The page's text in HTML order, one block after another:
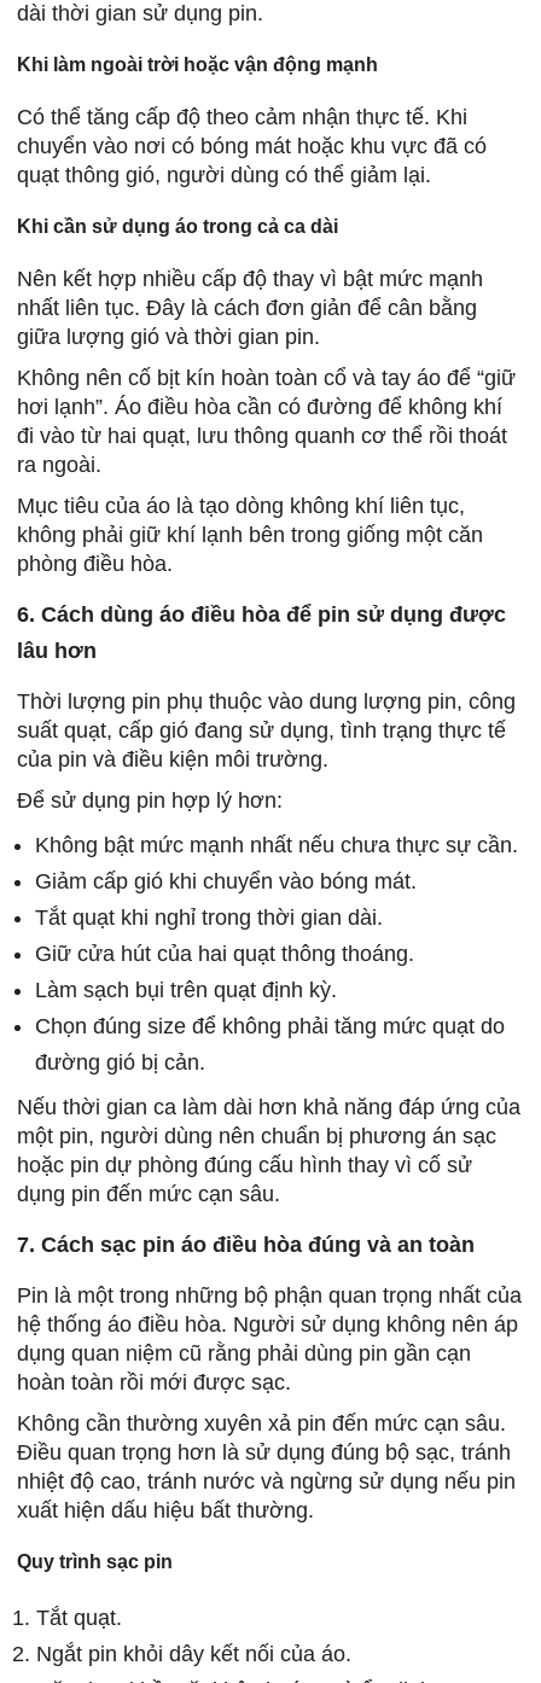
dài thời gian sử dụng pin.
Khi làm ngoài trời hoặc vận động mạnh
Có thể tăng cấp độ theo cảm nhận thực tế. Khi
chuyển vào nơi có bóng mát hoặc khu vực đã có
quạt thông gió, người dùng có thể giảm lại.
Khi cần sử dụng áo trong cả ca dài
Nên kết hợp nhiều cấp độ thay vì bật mức mạnh
nhất liên tục. Đây là cách đơn giản để cân bằng
giữa lượng gió và thời gian pin.
Không nên cố bịt kín hoàn toàn cổ và tay áo để “giữ
hơi lạnh”. Áo điều hòa cần có đường để không khí
đi vào từ hai quạt, lưu thông quanh cơ thể rồi thoát
ra ngoài.
Mục tiêu của áo là tạo dòng không khí liên tục,
không phải giữ khí lạnh bên trong giống một căn
phòng điều hòa.
6. Cách dùng áo điều hòa để pin sử dụng được
lâu hơn
Thời lượng pin phụ thuộc vào dung lượng pin, công
suất quạt, cấp gió đang sử dụng, tình trạng thực tế
của pin và điều kiện môi trường.
Để sử dụng pin hợp lý hơn:
Không bật mức mạnh nhất nếu chưa thực sự cần.
Giảm cấp gió khi chuyển vào bóng mát.
Tắt quạt khi nghỉ trong thời gian dài.
Giữ cửa hút của hai quạt thông thoáng.
Làm sạch bụi trên quạt định kỳ.
Chọn đúng size để không phải tăng mức quạt do
đường gió bị cản.
Nếu thời gian ca làm dài hơn khả năng đáp ứng của
một pin, người dùng nên chuẩn bị phương án sạc
hoặc pin dự phòng đúng cấu hình thay vì cố sử
dụng pin đến mức cạn sâu.
7. Cách sạc pin áo điều hòa đúng và an toàn
Pin là một trong những bộ phận quan trọng nhất của
hệ thống áo điều hòa. Người sử dụng không nên áp
dụng quan niệm cũ rằng phải dùng pin gần cạn
hoàn toàn rồi mới được sạc.
Không cần thường xuyên xả pin đến mức cạn sâu.
Điều quan trọng hơn là sử dụng đúng bộ sạc, tránh
nhiệt độ cao, tránh nước và ngừng sử dụng nếu pin
xuất hiện dấu hiệu bất thường.
Quy trình sạc pin
Tắt quạt.
Ngắt pin khỏi dây kết nối của áo.